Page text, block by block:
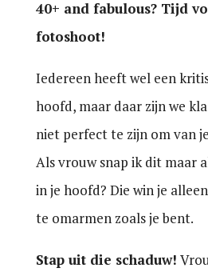
40+ and fabulous? Tijd
fotoshoot!
Iedereen heeft wel een
hoofd, maar daar zijn we
niet perfect te zijn om van
Als vrouw snap ik dit maar
in je hoofd? Die win je
te omarmen zoals je bent.
Stap uit die schaduw!